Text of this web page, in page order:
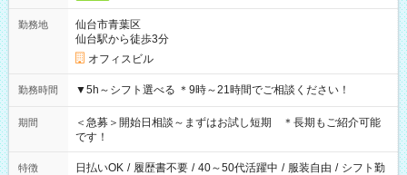
勤務地
仙台市青葉区
仙台駅から徒歩3分
オフィスビル
勤務時間 ▼5h～シフト選べる ＊9時～21時間でご相談ください！
期間
＜急募＞開始日相談～まずはお試し短期 ＊長期もご紹介可能
です！
特徴 日払いOK / 履歴書不要 / 40～50代活躍中 / 服装自由 / シフト勤